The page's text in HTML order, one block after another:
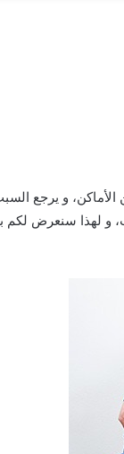
الأماكن، و يرجع
و لهذا سنعرض